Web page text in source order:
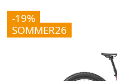
-19%
SOMMER26